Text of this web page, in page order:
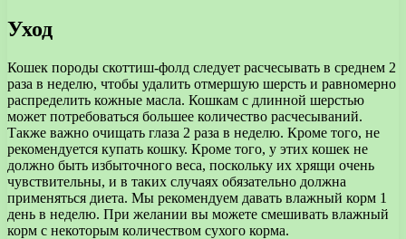
Уход
Кошек породы скоттиш-фолд следует расчесывать в среднем 2
раза в неделю, чтобы удалить отмершую шерсть и равномерно
распределить кожные масла. Кошкам с длинной шерстью
может потребоваться большее количество расчесываний.
Также важно очищать глаза 2 раза в неделю. Кроме того, не
рекомендуется купать кошку. Кроме того, у этих кошек не
должно быть избыточного веса, поскольку их хрящи очень
чувствительны, и в таких случаях обязательно должна
применяться диета. Мы рекомендуем давать влажный корм 1
день в неделю. При желании вы можете смешивать влажный
корм с некоторым количеством сухого корма.